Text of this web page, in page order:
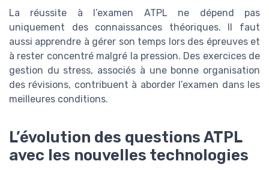
La réussite à l’examen ATPL ne dépend pas
uniquement des connaissances théoriques. Il faut
aussi apprendre à gérer son temps lors des épreuves et
à rester concentré malgré la pression. Des exercices de
gestion du stress, associés à une bonne organisation
des révisions, contribuent à aborder l’examen dans les
meilleures conditions.
L’évolution des questions ATPL
avec les nouvelles technologies